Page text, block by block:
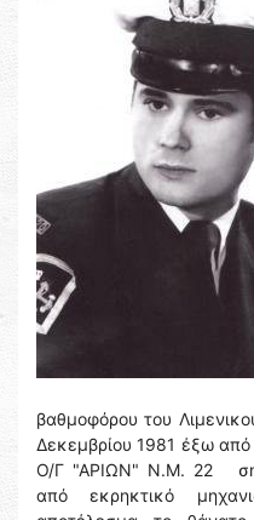
βαθμοφόρου του
Δεκεμβρίου 1981 έξω
Ο/Γ "ΑΡΙΩΝ" Ν.Μ. 22
από εκρηκτικό